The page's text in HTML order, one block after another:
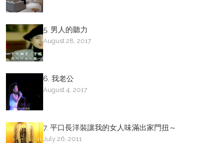
5. 男人的聽力
August 28, 2017
6. 我老公
August 4, 2017
7. 平口長洋裝讓我的女人味滿出家門扭～
July 26, 2011